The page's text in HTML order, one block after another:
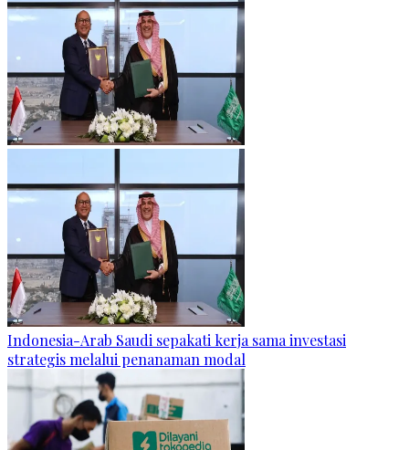
Indonesia-Arab Saudi sepakati kerja sama investasi
strategis melalui penanaman modal